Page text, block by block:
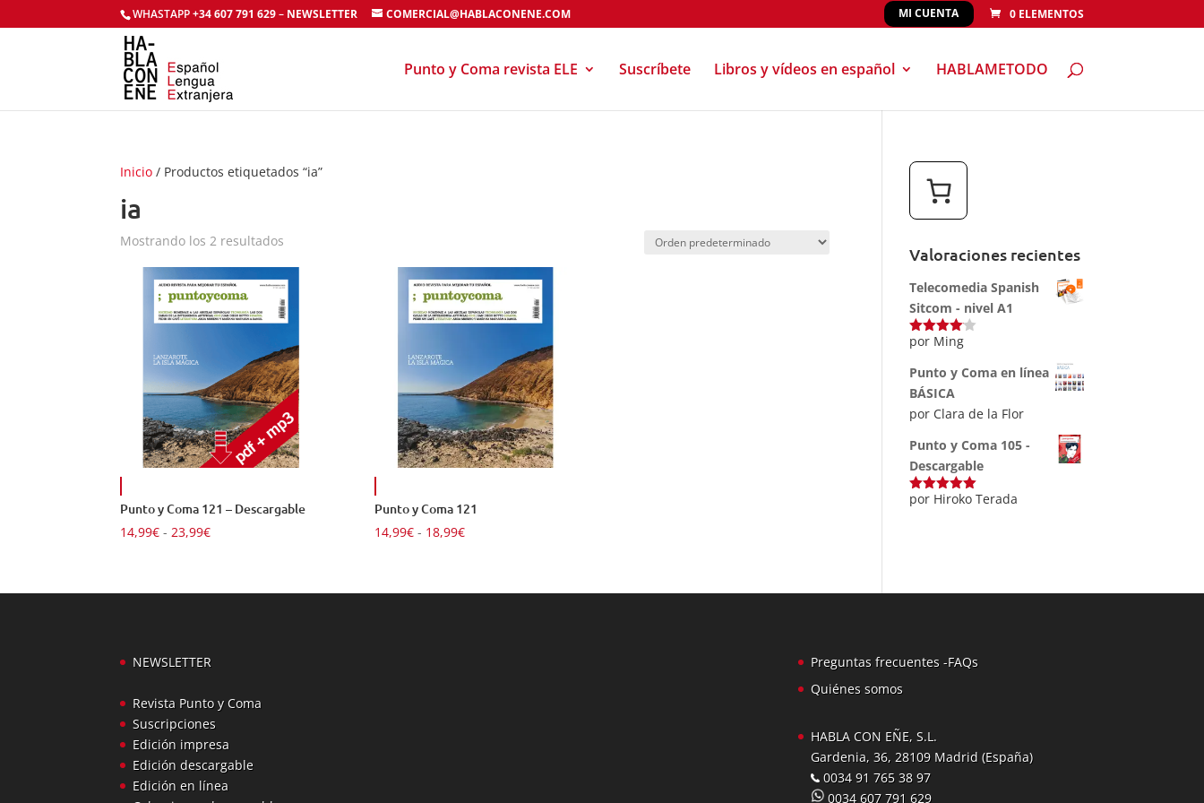
WHASTAPP+34 607 791 629– NEWSLETTER COMERCIAL@HABLACONENE.COM MI CUENTA 0 ELEMENTOS
Punto y Coma revista ELE Suscríbete Libros y vídeos en español HABLAMETODO
Inicio / Productos etiquetados “ia”
ia
Mostrando los 2 resultados
Punto y Coma 121 – Descargable
14,99€ - 23,99€Rango
desde
23,99€
Punto y Coma 121
14,99€ - 18,99€Rango
desde
Valoraciones recientes
Telecomedia Spanish
Sitcom - nivel A1
Valorado
5
por Ming
Punto y Coma en línea
BÁSICA
por Clara de la Flor
Punto y Coma 105 -
Descargable
Valorado
por Hiroko Terada
NEWSLETTER
Revista Punto y Coma
Suscripciones
Edición impresa
Edición descargable
Edición en línea
Preguntas frecuentes -FAQs
Quiénes somos
HABLA CON EÑE, S.L.
Gardenia, 36, 28109 Madrid (España)
0034 91 765 38 97
0034 607 791 629